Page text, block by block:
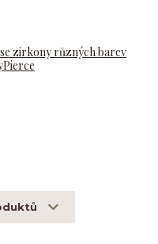
zirkony různých barev